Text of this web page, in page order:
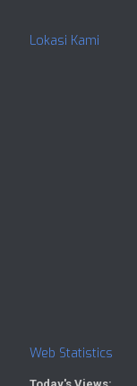
Lokasi Kami
Web Statistics